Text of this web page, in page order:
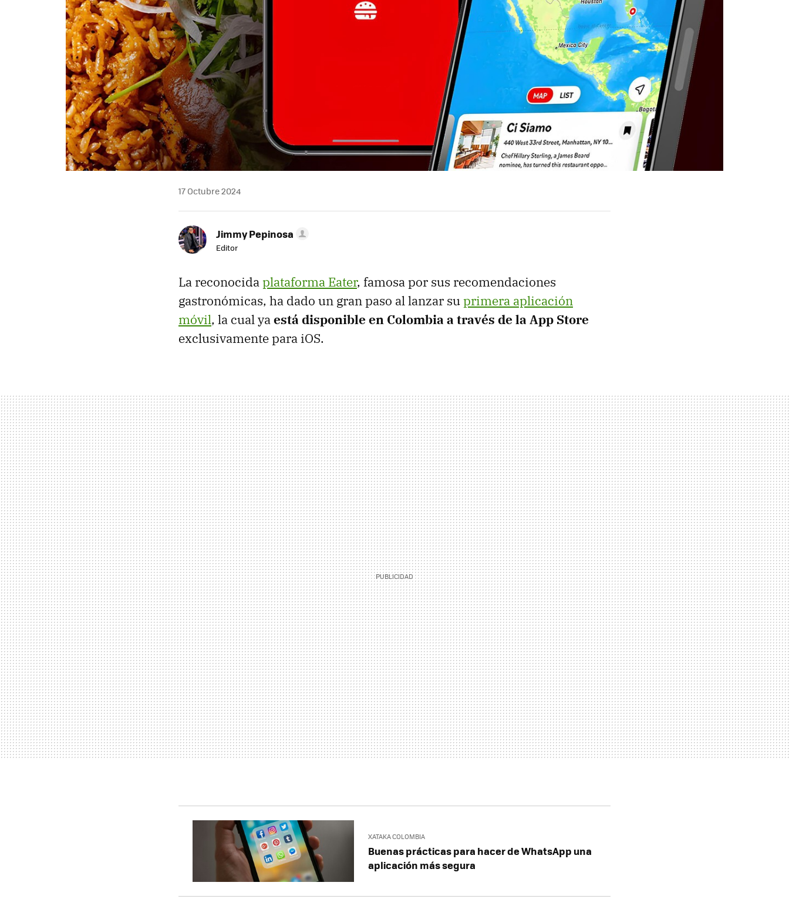
17 Octubre 2024
Jimmy Pepinosa
Editor
La reconocidaplataforma Eater, famosa por sus recomendaciones
gastronómicas, ha dado un gran paso al lanzar suprimera aplicación
móvil, la cual yaestá disponible en Colombia a través de la App Store
exclusivamente para iOS.
XATAKA COLOMBIA
Buenas prácticas para hacer de WhatsApp una
aplicación más segura